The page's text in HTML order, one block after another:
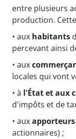
entre plusieurs
production.
• aux habitants
percevant ainsi
• aux
locales qui vont
• à l'État et aux
d'impôts et de
• aux
actionnaires) ;